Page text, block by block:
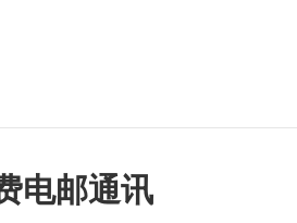
电邮通讯